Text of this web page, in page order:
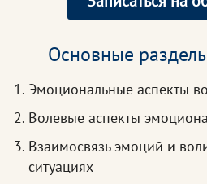
Основные
Эмоциональные аспекты
Волевые аспекты
Взаимосвязь эмоций и
ситуациях